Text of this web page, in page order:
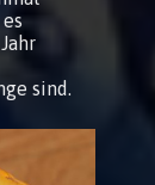
sind.